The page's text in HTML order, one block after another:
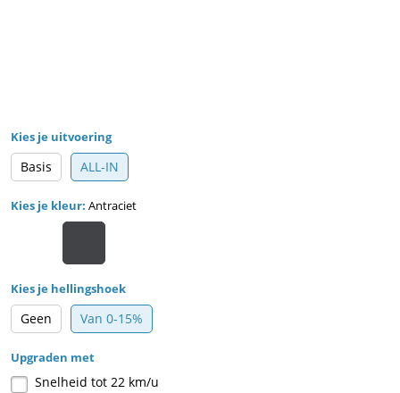
Kies je uitvoering
Basis ALL-IN
Kies je kleur: Antraciet
Kies je hellingshoek
Geen Van 0-15%
Upgraden met
Snelheid tot 22 km/u